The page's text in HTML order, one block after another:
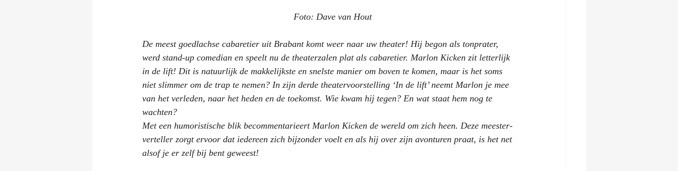
                                                            Foto: Dave van Hout
De meest goedlachse cabaretier uit Brabant komt weer naar uw theater! Hij begon als tonprater,
werd stand-up comedian en speelt nu de theaterzalen plat als cabaretier. Marlon Kicken zit letterlijk
in de lift! Dit is natuurlijk de makkelijkste en snelste manier om boven te komen, maar is het soms
niet slimmer om de trap te nemen? In zijn derde theatervoorstelling ‘In de lift’ neemt Marlon je mee
van het verleden, naar het heden en de toekomst. Wie kwam hij tegen? En wat staat hem nog te
wachten?
Met een humoristische blik becommentarieert Marlon Kicken de wereld om zich heen. Deze meester-
verteller zorgt ervoor dat iedereen zich bijzonder voelt en als hij over zijn avonturen praat, is het net
alsof je er zelf bij bent geweest!